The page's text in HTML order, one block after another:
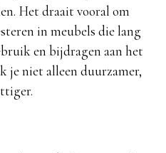
Het draait vooral om
in meubels die lang
en bijdragen aan het
je niet alleen duurzamer,